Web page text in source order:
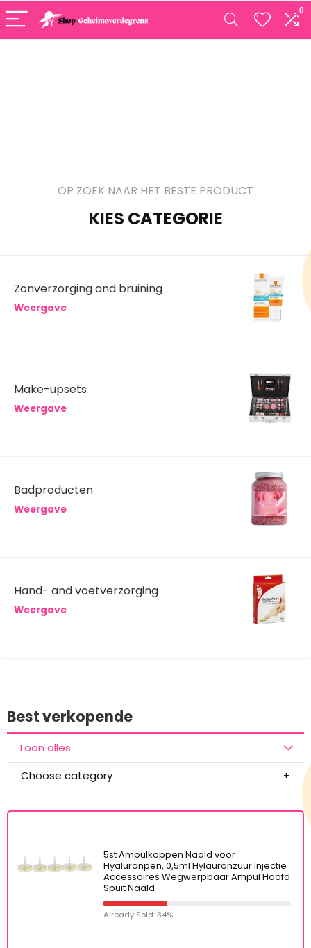
0
OP ZOEK NAAR HET BESTE PRODUCT
KIES CATEGORIE
Zonverzorging and bruining
Weergave
Make-upsets
Weergave
Badproducten
Weergave
Hand- and voetverzorging
Weergave
Best verkopende
Toon alles
Choose category
5st Ampulkoppen Naald voor
Hyaluronpen, 0,5ml Hylauronzuur Injectie
Accessoires Wegwerpbaar Ampul Hoofd
Spuit Naald
Already Sold: 34%